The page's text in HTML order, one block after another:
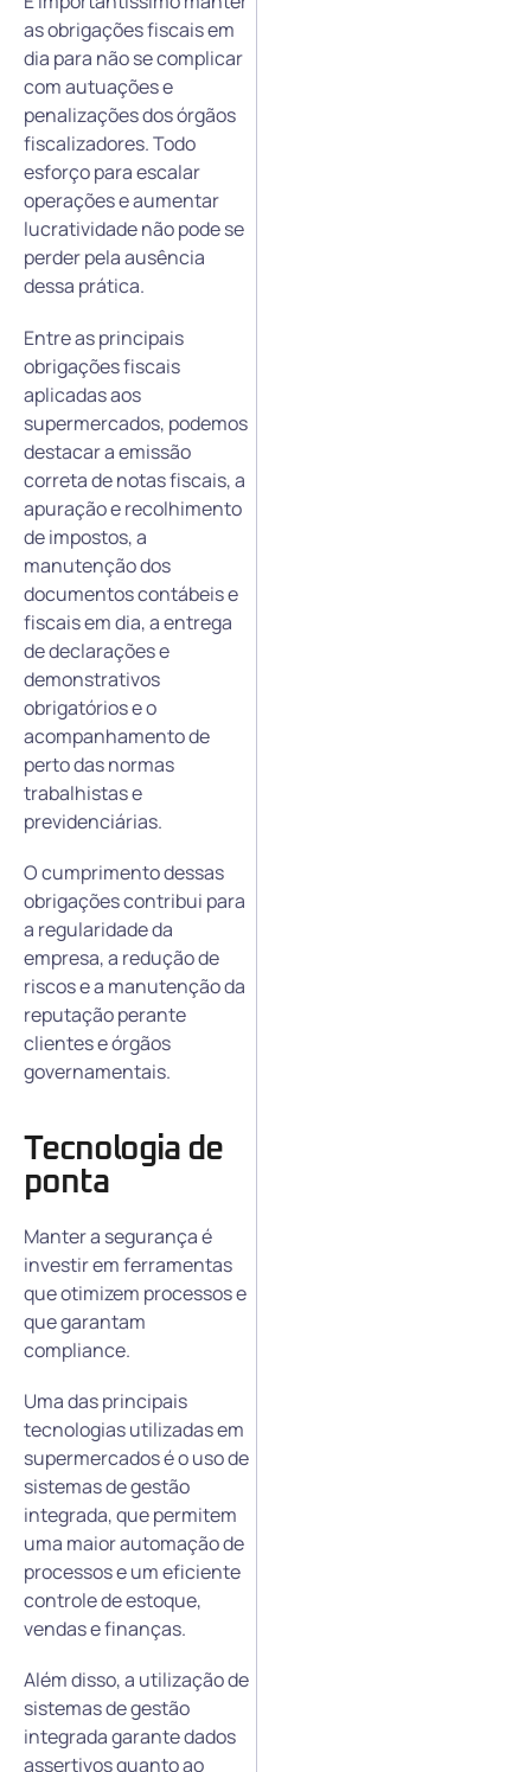
as obrigações fiscais em
dia para não se complicar
com autuações e
penalizações dos órgãos
fiscalizadores. Todo
esforço para escalar
operações e aumentar
lucratividade não pode se
perder pela ausência
dessa prática.
Entre as principais
obrigações fiscais
aplicadas aos
supermercados, podemos
destacar a emissão
correta de notas fiscais, a
apuração e recolhimento
de impostos, a
manutenção dos
documentos contábeis e
fiscais em dia, a entrega
de declarações e
demonstrativos
obrigatórios e o
acompanhamento de
perto das normas
trabalhistas e
previdenciárias.
O cumprimento dessas
obrigações contribui para
a regularidade da
empresa, a redução de
riscos e a manutenção da
reputação perante
clientes e órgãos
governamentais.
Tecnologia de
ponta
Manter a segurança é
investir em ferramentas
que otimizem processos e
que garantam
compliance.
Uma das principais
tecnologias utilizadas em
supermercados é o uso de
sistemas de gestão
integrada, que permitem
uma maior automação de
processos e um eficiente
controle de estoque,
vendas e finanças.
Além disso, a utilização de
sistemas de gestão
integrada garante dados
assertivos quanto ao